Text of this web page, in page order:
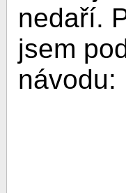
nedaří.
jsem
návodu: